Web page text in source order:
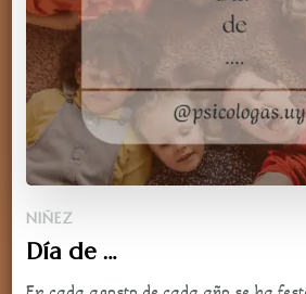
NIÑEZ
Día de …